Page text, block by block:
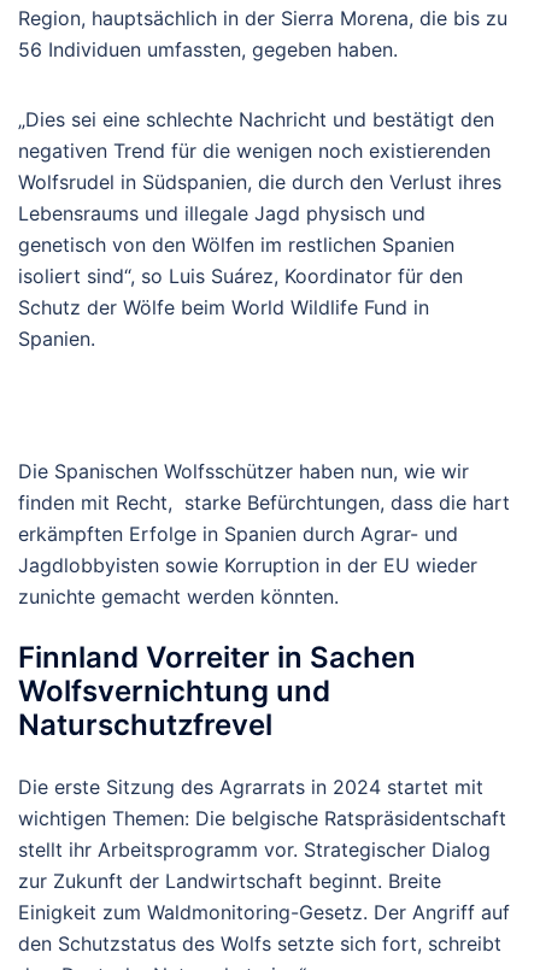
Region, hauptsächlich in der Sierra Morena, die bis zu
56 Individuen umfassten, gegeben haben.
„Dies sei eine schlechte Nachricht und bestätigt den
negativen Trend für die wenigen noch existierenden
Wolfsrudel in Südspanien, die durch den Verlust ihres
Lebensraums und illegale Jagd physisch und
genetisch von den Wölfen im restlichen Spanien
isoliert sind“, so Luis Suárez, Koordinator für den
Schutz der Wölfe beim World Wildlife Fund in
Spanien.
Die Spanischen Wolfsschützer haben nun, wie wir
finden mit Recht, starke Befürchtungen, dass die hart
erkämpften Erfolge in Spanien durch Agrar- und
Jagdlobbyisten sowie Korruption in der EU wieder
zunichte gemacht werden könnten.
Finnland Vorreiter in Sachen
Wolfsvernichtung und
Naturschutzfrevel
Die erste Sitzung des Agrarrats in 2024 startet mit
wichtigen Themen: Die belgische Ratspräsidentschaft
stellt ihr Arbeitsprogramm vor. Strategischer Dialog
zur Zukunft der Landwirtschaft beginnt. Breite
Einigkeit zum Waldmonitoring-Gesetz. Der Angriff auf
den Schutzstatus des Wolfs setzte sich fort, schreibt